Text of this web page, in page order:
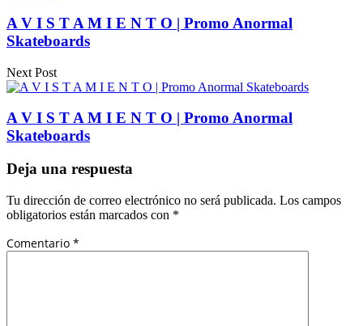
A V I S T A M I E N T O | Promo Anormal
Skateboards
Next Post
A V I S T A M I E N T O | Promo Anormal
Skateboards
Deja una respuesta
Tu dirección de correo electrónico no será publicada. Los campos
obligatorios están marcados con *
Comentario *